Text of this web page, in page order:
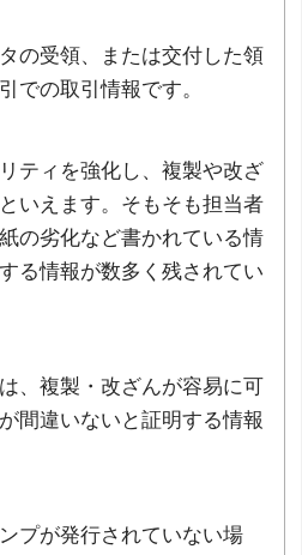
の受領、または交付した領
での取引情報です。
ティを強化し、複製や改ざ
いえます。そもそも担当者
の劣化など書かれている情
る情報が数多く残されてい
、複製・改ざんが容易に可
間違いないと証明する情報
プが発行されていない場